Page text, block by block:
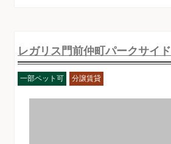
レガリス門前仲町パークサイド
一部ペット可 分譲賃貸